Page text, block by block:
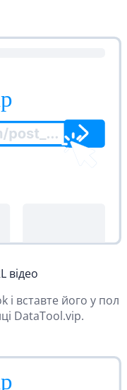
відео
і вставте його у пол
DataTool.vip.